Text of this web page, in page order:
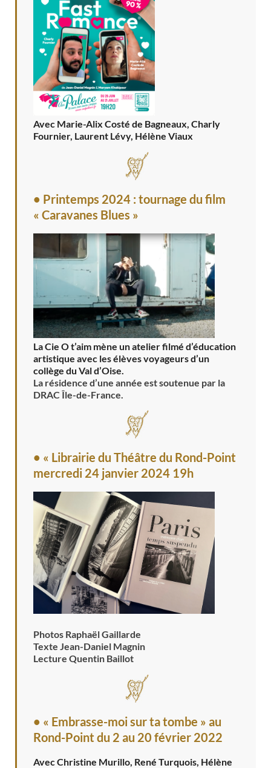
Avec Marie-Alix Costé de Bagneaux, Charly
Fournier, Laurent Lévy, Hélène Viaux
• Printemps 2024 : tournage du film
« Caravanes Blues »
La Cie O t’aim mène un atelier filmé d’éducation
artistique avec les élèves voyageurs d’un
collège du Val d’Oise.
La résidence d’une année est soutenue par la
DRAC Île-de-France.
• « Librairie du Théâtre du Rond-Point
mercredi 24 janvier 2024 19h
Photos Raphaël Gaillarde
Texte Jean-Daniel Magnin
Lecture Quentin Baillot
• « Embrasse-moi sur ta tombe » au
Rond-Point du 2 au 20 février 2022
Avec Christine Murillo, René Turquois, Hélène